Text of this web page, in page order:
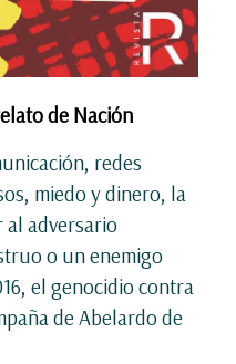
de Nación
redes
miedo y dinero, la
al adversario
o un enemigo
el genocidio contra
de Abelardo de